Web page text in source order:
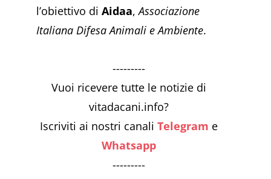
l’obiettivo di Aidaa,Associazione
Italiana Difesa Animali e Ambiente.
---------
Vuoi ricevere tutte le notizie di
vitadacani.info?
Iscriviti ai nostri canali Telegram e
Whatsapp
---------